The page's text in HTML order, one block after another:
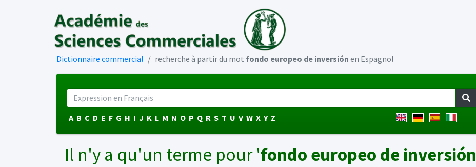
Dictionnaire commercial recherche à partir du mot fondo europeo de inversión en Espagnol
A B C D E F G H I J K L M N O P Q R S T U V W X Y Z
Il n'y a qu'un terme pour 'fondo europeo de inversión